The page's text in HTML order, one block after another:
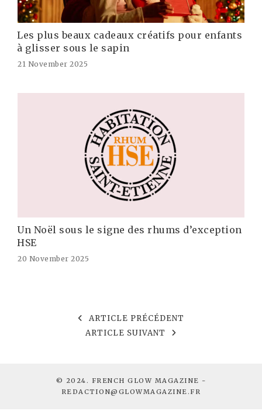
Les plus beaux cadeaux créatifs pour enfants
à glisser sous le sapin
21 November 2025
Un Noël sous le signe des rhums d’exception
HSE
20 November 2025
ARTICLE PRÉCÉDENT
ARTICLE SUIVANT
© 2024. FRENCH GLOW MAGAZINE -
REDACTION@GLOWMAGAZINE.FR